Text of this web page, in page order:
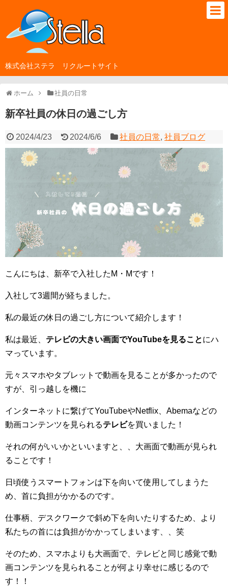
株式会社ステラ リクルートサイト
ホーム 社員の日常
新卒社員の休日の過ごし方
2024/4/23 2024/6/6 社員の日常,社員ブログ
こんにちは、新卒で入社したM・Mです！
入社して3週間が経ちました。
私の最近の休日の過ごし方について紹介します！
私は最近、 テレビの大きい画面でYouTubeを見ることにハ
マっています。
元々スマホやタブレットで動画を見ることが多かったので
すが、引っ越しを機に
インターネットに繋げてYouTubeやNetflix、Abemaなどの
動画コンテンツを見られるテレビを買いました！
それの何がいいかといいますと、、大画面で動画が見られ
ることです！
日頃使うスマートフォンは下を向いて使用してしまうた
め、首に負担がかかるのです。
仕事柄、デスクワークで斜め下を向いたりするため、より
私たちの首には負担がかかってしまいます、、笑
そのため、スマホよりも大画面で、テレビと同じ感覚で動
画コンテンツを見られることが何より幸せに感じるので
す！！